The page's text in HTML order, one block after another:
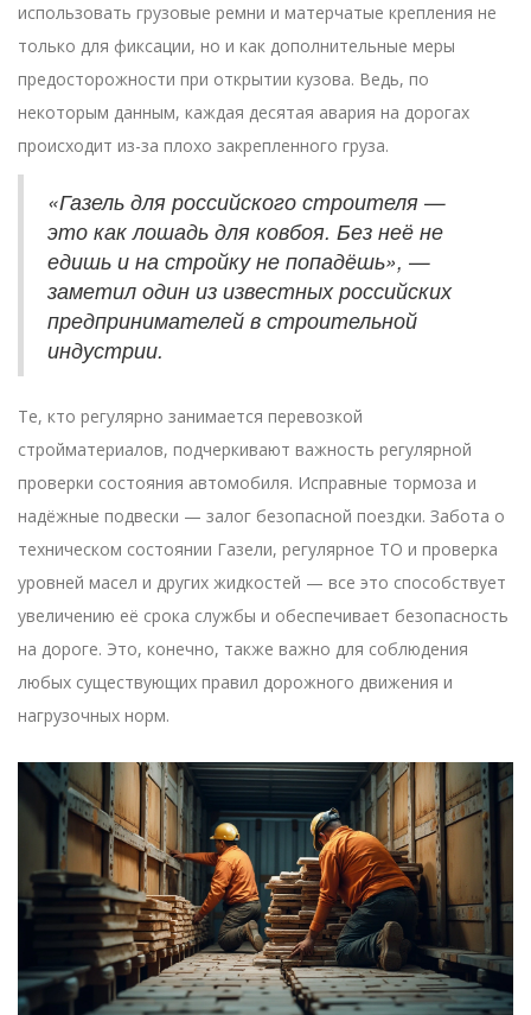
использовать грузовые ремни и матерчатые крепления не
только для фиксации, но и как дополнительные меры
предосторожности при открытии кузова. Ведь, по
некоторым данным, каждая десятая авария на дорогах
происходит из-за плохо закрепленного груза.
«Газель для российского строителя —
это как лошадь для ковбоя. Без неё не
едишь и на стройку не попадёшь», —
заметил один из известных российских
предпринимателей в строительной
индустрии.
Те, кто регулярно занимается перевозкой
стройматериалов, подчеркивают важность регулярной
проверки состояния автомобиля. Исправные тормоза и
надёжные подвески — залог безопасной поездки. Забота о
техническом состоянии Газели, регулярное ТО и проверка
уровней масел и других жидкостей — все это способствует
увеличению её срока службы и обеспечивает безопасность
на дороге. Это, конечно, также важно для соблюдения
любых существующих правил дорожного движения и
нагрузочных норм.